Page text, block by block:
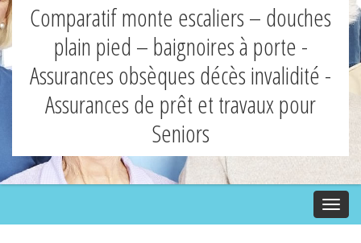
Comparatif monte escaliers – douches
plain pied – baignoires à porte -
Assurances obsèques décès invalidité -
Assurances de prêt et travaux pour
Seniors